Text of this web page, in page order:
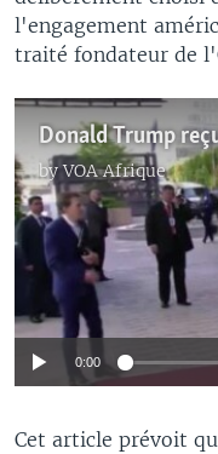
l'engagement
traité fondateur de
byVOA Afrique
No media
0:00
Cet article prévoit